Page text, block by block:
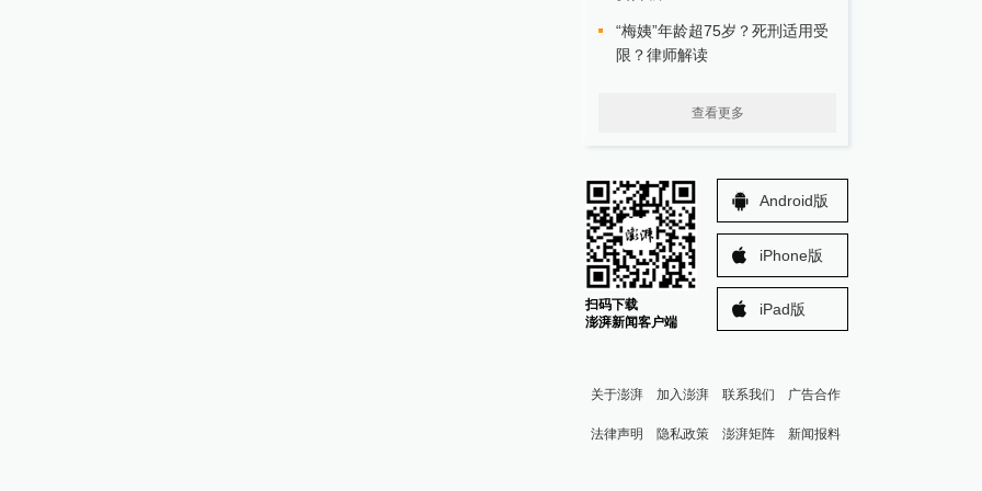
“梅姨”年龄超75岁？死刑适用受
限？律师解读
查看更多
扫码下载
澎湃新闻客户端
Android版
iPhone版
iPad版
关于澎湃 加入澎湃 联系我们 广告合作
法律声明 隐私政策 澎湃矩阵 新闻报料